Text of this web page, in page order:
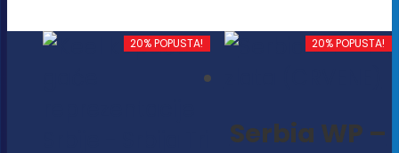
20% POPUSTA! 20% POPUSTA!
Serbia WP –